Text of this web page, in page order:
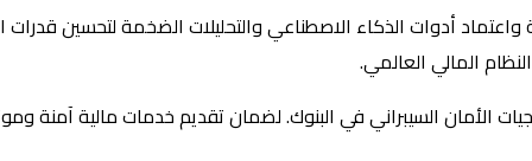
واعتماد أدوات الذكاء الاصطناعي والتحليلات الضخمة لتحسين قدرات
المالي العالمي.
الأمان السيبراني في البنوك. لضمان تقديم خدمات مالية آمنة